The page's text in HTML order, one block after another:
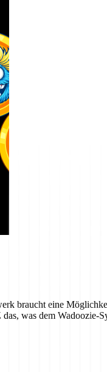
braucht eine
was dem Wadoozie-